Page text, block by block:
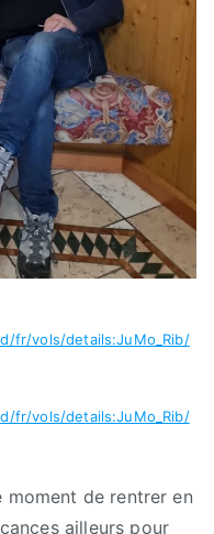
fr/vols/details:JuMo_Rib/
fr/vols/details:JuMo_Rib/
de rentrer en
ailleurs pour